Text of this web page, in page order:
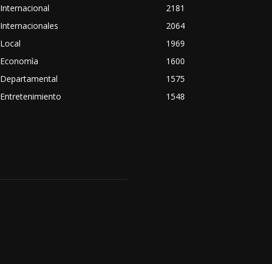
Internacional
2181
Internacionales
2064
Local
1969
Economìa
1600
Departamental
1575
Entretenimiento
1548